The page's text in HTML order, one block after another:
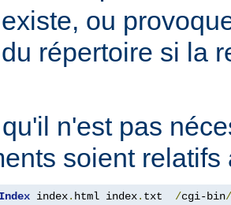
ou
répertoire si la
n'est pas
soient relatifs
index. html index. txt /cgi-bin/